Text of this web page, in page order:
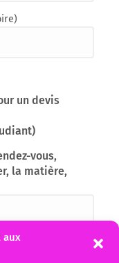
aux
un devis
vous,
la matière,